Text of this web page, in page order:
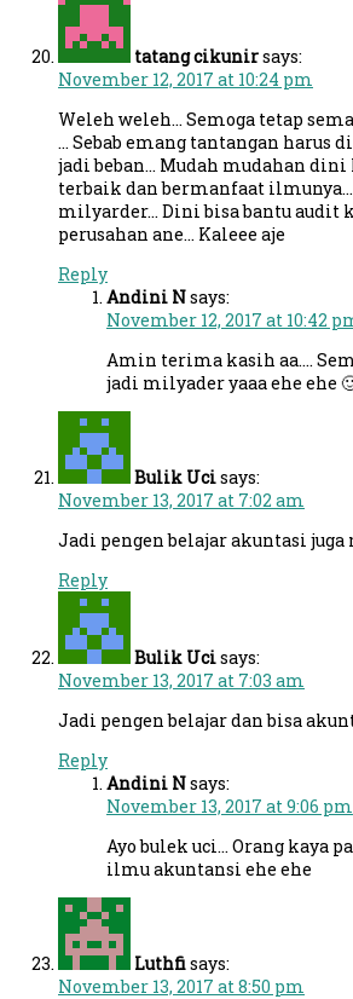
tatang cikunirsays:
November 12, 2017 at 10:24 pm
Weleh weleh… Semoga tetap
… Sebab emang tantangan harus
jadi beban… Mudah mudahan
terbaik dan bermanfaat
milyarder… Dini bisa bantu audit
perusahan ane… Kaleee aje
Reply
Andini Nsays:
November 12, 2017 at 10:42
Amin terima kasih aa….
jadi milyader yaaa ehe ehe
Bulik Ucisays:
November 13, 2017 at 7:02 am
Jadi pengen belajar akuntasi juga
Reply
Bulik Ucisays:
November 13, 2017 at 7:03 am
Jadi pengen belajar dan bisa
Reply
Andini Nsays:
November 13, 2017 at 9:06 pm
Ayo bulek uci… Orang kaya
ilmu akuntansi ehe ehe
Luthfisays:
November 13, 2017 at 8:50 pm